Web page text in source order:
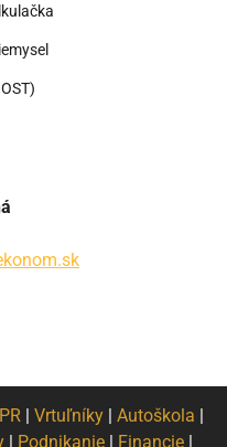
| Vrtuľníky | Autoškola |
| Podnikanie | Financie |